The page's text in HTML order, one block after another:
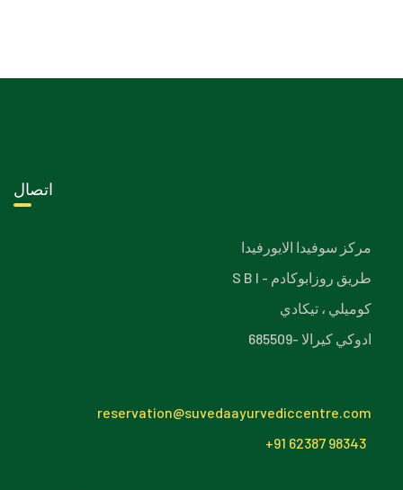
اتصال
مركز سوفيدا الايورفيدا
S B I - طريق روزابوكادم
كوميلي ، تيكادي
ادوكي كيرالا -685509
reservation@suvedaayurvediccentre.com
+91 62387 98343